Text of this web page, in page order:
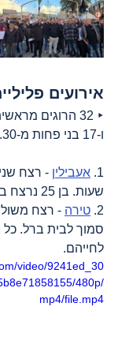
אירועים
ו-17 בני פחות מ-30.
1. אעבילין
שעות. בן 25 נרצח בירי על ידי רעולי פנים.
2. טירה - רצח
לחייהם.
video/9241ed_30
480p/
mp4/file.mp4